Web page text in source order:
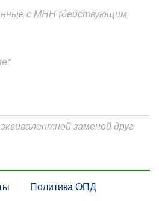
с МНН (действующим
заменой друг
Политика ОПД